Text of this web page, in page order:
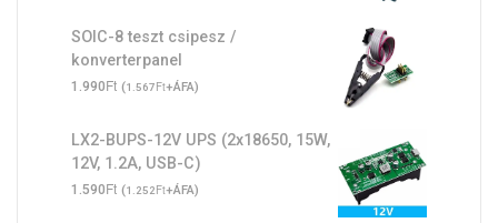
SOIC-8 teszt csipesz /
konverterpanel
1.990Ft (1.567Ft+ÁFA)
LX2-BUPS-12V UPS (2x18650, 15W,
12V, 1.2A, USB-C)
1.590Ft (1.252Ft+ÁFA)